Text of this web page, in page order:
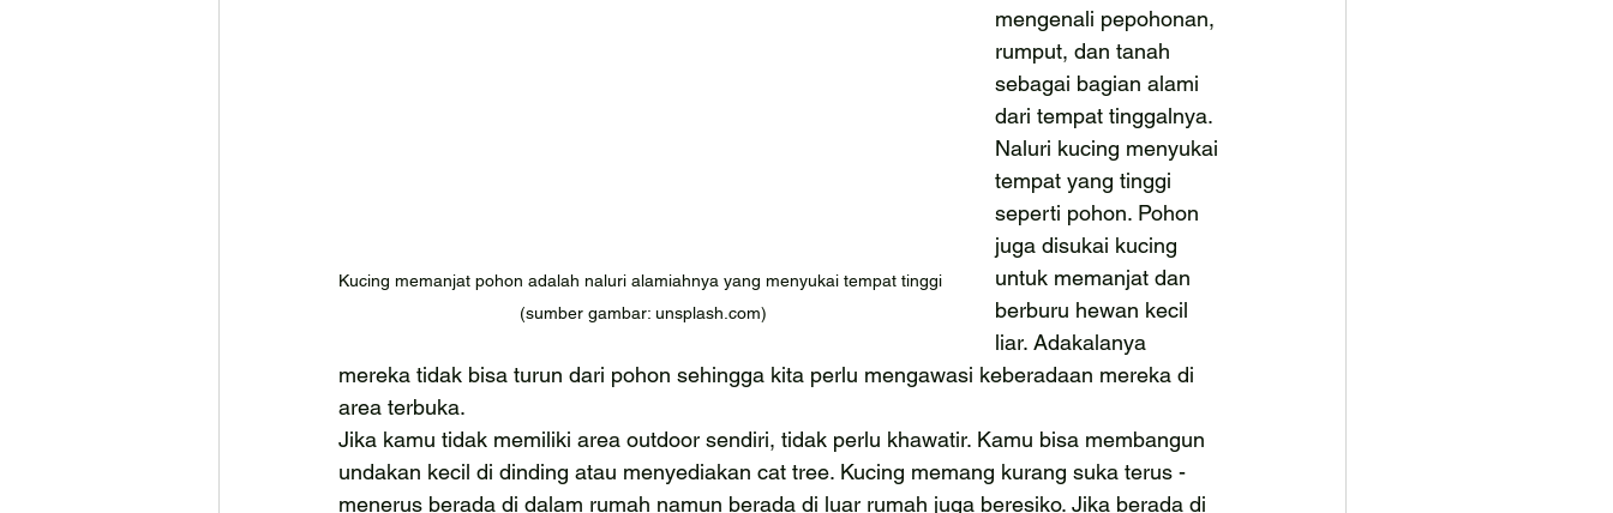
Kucing memanjat pohon adalah naluri alamiahnya yang menyukai tempat tinggi
(sumber gambar: unsplash.com)
mengenali pepohonan,
rumput, dan tanah
sebagai bagian alami
dari tempat tinggalnya.
Naluri kucing menyukai
tempat yang tinggi
seperti pohon. Pohon
juga disukai kucing
untuk memanjat dan
berburu hewan kecil
liar. Adakalanya
mereka tidak bisa turun dari pohon sehingga kita perlu mengawasi keberadaan mereka di
area terbuka.
Jika kamu tidak memiliki area outdoor sendiri, tidak perlu khawatir. Kamu bisa membangun
undakan kecil di dinding atau menyediakan cat tree. Kucing memang kurang suka terus -
menerus berada di dalam rumah namun berada di luar rumah juga beresiko. Jika berada di